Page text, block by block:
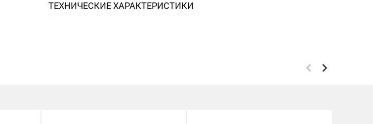
ТЕХНИЧЕСКИЕ ХАРАКТЕРИСТИКИ